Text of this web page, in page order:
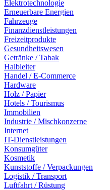
Elektrotechnologie
Erneuerbare Energien
Fahrzeuge
Finanzdienstleistungen
Freizeitprodukte
Gesundheitswesen
Getränke / Tabak
Halbleiter
Handel / E-Commerce
Hardware
Holz / Papier
Hotels / Tourismus
Immobilien
Industrie / Mischkonzerne
Internet
IT-Dienstleistungen
Konsumgüter
Kosmetik
Kunststoffe / Verpackungen
Logistik / Transport
Luftfahrt / Rüstung